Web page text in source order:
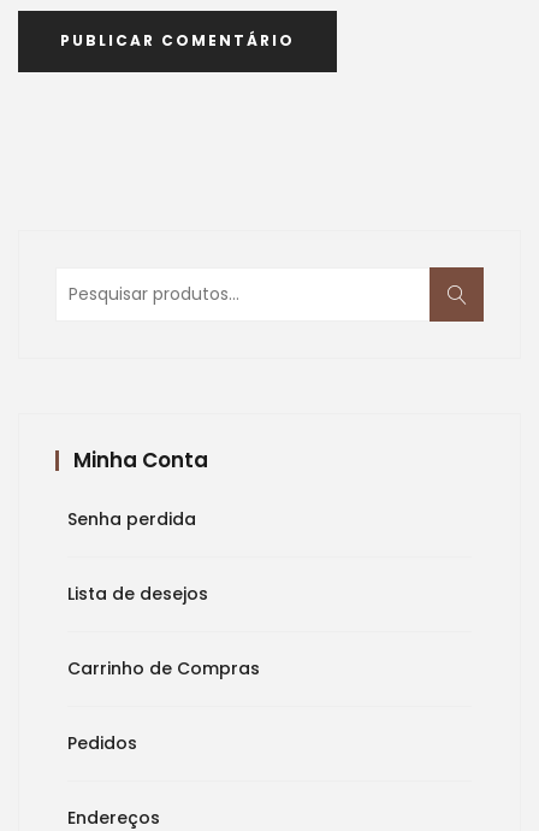
Pesquisar
por:
Minha Conta
Senha perdida
Lista de desejos
Carrinho de Compras
Pedidos
Endereços